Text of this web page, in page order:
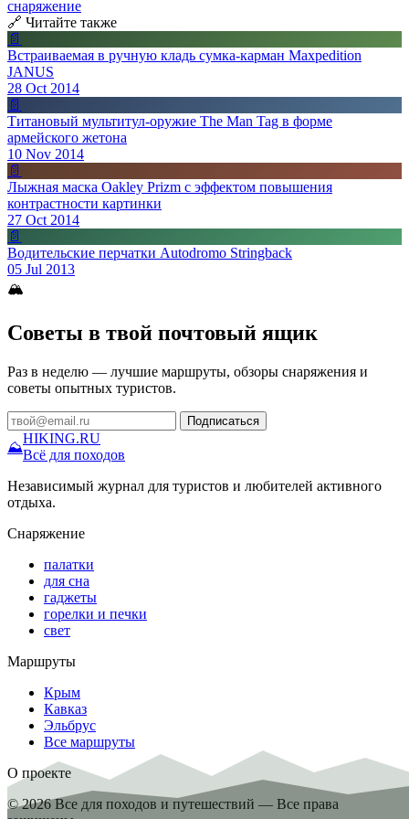
снаряжение
🔗 Читайте также
📄
Встраиваемая в ручную кладь сумка-карман Maxpedition
JANUS
28 Oct 2014
📄
Титановый мультитул-оружие The Man Tag в форме
армейского жетона
10 Nov 2014
📄
Лыжная маска Oakley Prizm с эффектом повышения
контрастности картинки
27 Oct 2014
📄
Водительские перчатки Autodromo Stringback
05 Jul 2013
🏔
Советы в твой почтовый ящик
Раз в неделю — лучшие маршруты, обзоры снаряжения и
советы опытных туристов.
Подписаться
⛰
HIKING.RU
Всё для походов
Независимый журнал для туристов и любителей активного
отдыха.
Снаряжение
палатки
для сна
гаджеты
горелки и печки
свет
Маршруты
Крым
Кавказ
Эльбрус
Все маршруты
О проекте
© 2026 Все для походов и путешествий — Все права